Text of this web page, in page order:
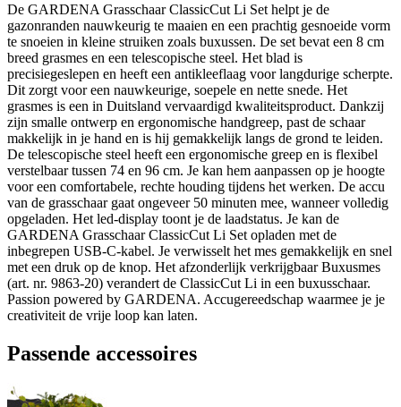
De GARDENA Grasschaar ClassicCut Li Set helpt je de
gazonranden nauwkeurig te maaien en een prachtig gesnoeide vorm
te snoeien in kleine struiken zoals buxussen. De set bevat een 8 cm
breed grasmes en een telescopische steel. Het blad is
precisiegeslepen en heeft een antikleeflaag voor langdurige scherpte.
Dit zorgt voor een nauwkeurige, soepele en nette snede. Het
grasmes is een in Duitsland vervaardigd kwaliteitsproduct. Dankzij
zijn smalle ontwerp en ergonomische handgreep, past de schaar
makkelijk in je hand en is hij gemakkelijk langs de grond te leiden.
De telescopische steel heeft een ergonomische greep en is flexibel
verstelbaar tussen 74 en 96 cm. Je kan hem aanpassen op je hoogte
voor een comfortabele, rechte houding tijdens het werken. De accu
van de grasschaar gaat ongeveer 50 minuten mee, wanneer volledig
opgeladen. Het led-display toont je de laadstatus. Je kan de
GARDENA Grasschaar ClassicCut Li Set opladen met de
inbegrepen USB-C-kabel. Je verwisselt het mes gemakkelijk en snel
met een druk op de knop. Het afzonderlijk verkrijgbaar Buxusmes
(art. nr. 9863-20) verandert de ClassicCut Li in een buxusschaar.
Passion powered by GARDENA. Accugereedschap waarmee je je
creativiteit de vrije loop kan laten.
Passende accessoires